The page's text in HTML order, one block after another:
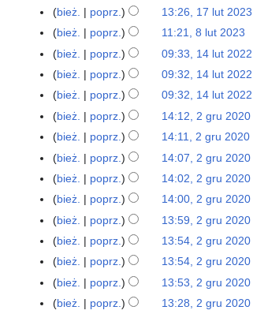
6
2
0
2
e
p
o
d
a
o
o
p
i
s
z
m
i
a
n
N
e
p
o
d
a
o
o
p
i
s
z
m
i
a
1
7
2
0
2
bież. poprz. 13:26, 17 lut 2023
N
e
p
o
d
a
o
o
p
i
s
z
m
i
8
0
2
3
bież. poprz. 11:21, 8 lut 2023
N
e
p
o
d
a
o
o
p
i
s
z
m
1
4
2
0
2
bież. poprz. 09:33, 14 lut 2022
N
e
p
o
d
a
o
o
p
i
s
bież. poprz. 09:32, 14 lut 2022
N
e
p
o
d
a
o
o
p
i
s
bież. poprz. 09:32, 14 lut 2022
N
e
p
o
d
a
o
o
p
i
2
g
0
2
0
bież. poprz. 14:12, 2 gru 2020
N
e
p
o
d
a
o
o
p
bież. poprz. 14:11, 2 gru 2020
N
e
p
o
d
a
o
o
bież. poprz. 14:07, 2 gru 2020
N
e
p
o
d
a
bież. poprz. 14:02, 2 gru 2020
N
e
p
o
d
a
bież. poprz. 14:00, 2 gru 2020
N
e
p
o
d
bież. poprz. 13:59, 2 gru 2020
N
e
p
o
bież. poprz. 13:54, 2 gru 2020
N
e
p
bież. poprz. 13:54, 2 gru 2020
Nbież. poprz. 13:53, 2 gru 2020
Nbież. poprz. 13:28, 2 gru 2020